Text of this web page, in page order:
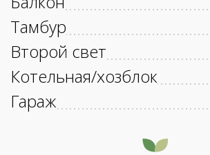
Тамбур
Второй свет
Котельная/хозблок
Гараж